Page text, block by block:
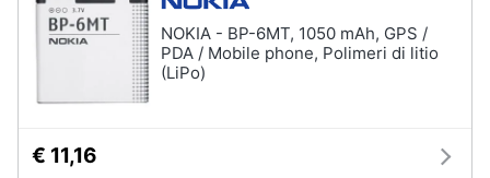
NOKIA - BP-6MT, 1050 mAh, GPS /
PDA / Mobile phone, Polimeri di litio
(LiPo)
€ 11,16